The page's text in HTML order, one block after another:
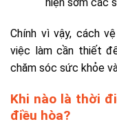
Chính vì vậy, cách
việc làm cần thiết
chăm sóc sức khỏe
Khi nào là thời
điều hòa?